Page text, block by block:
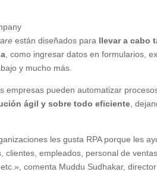
están diseñados para llevar a cabo
, como ingresar datos en formularios,
y mucho más.
empresas pueden automatizar
ágil y sobre todo eficiente ,
les gusta RPA porque les
clientes, empleados, personal de
comenta Muddu Sudhakar, director